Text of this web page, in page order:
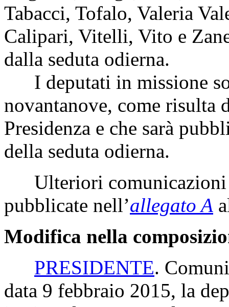
Tabacci, Tofalo, Valeria
Calipari, Vitelli, Vito e
dalla seduta odierna.
I deputati in missione
novantanove, come risulta
Presidenza e che sarà
della seduta odierna.
Ulteriori comunicazioni
pubblicate nell’allegato A
Modifica nella
PRESIDENTE.
data 9 febbraio 2015, la